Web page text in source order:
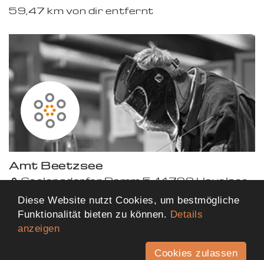
59,47 km von dir entfernt
Amt Beetzsee
Seelensdorfer Damm 5, 14798 Havelsee
61,65 km von dir entfernt
Diese Website nutzt Cookies, um bestmögliche
Funktionalität bieten zu können. Details
anzeigen
Cookies zulassen